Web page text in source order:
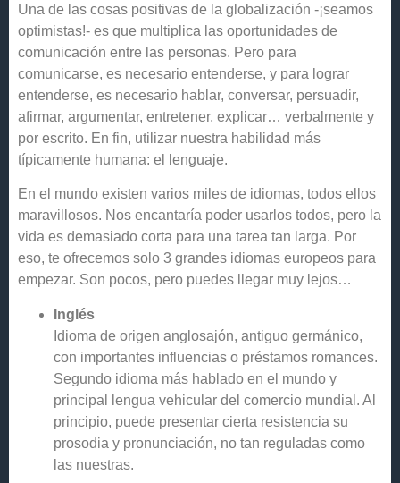
Una de las cosas positivas de la globalización -¡seamos
optimistas!- es que multiplica las oportunidades de
comunicación entre las personas. Pero para
comunicarse, es necesario entenderse, y para lograr
entenderse, es necesario hablar, conversar, persuadir,
afirmar, argumentar, entretener, explicar… verbalmente y
por escrito. En fin, utilizar nuestra habilidad más
típicamente humana: el lenguaje.
En el mundo existen varios miles de idiomas, todos ellos
maravillosos. Nos encantaría poder usarlos todos, pero la
vida es demasiado corta para una tarea tan larga. Por
eso, te ofrecemos solo 3 grandes idiomas europeos para
empezar. Son pocos, pero puedes llegar muy lejos…
Inglés
Idioma de origen anglosajón, antiguo germánico,
con importantes influencias o préstamos romances.
Segundo idioma más hablado en el mundo y
principal lengua vehicular del comercio mundial. Al
principio, puede presentar cierta resistencia su
prosodia y pronunciación, no tan reguladas como
las nuestras.